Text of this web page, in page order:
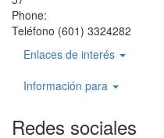
Phone:
Teléfono (601) 3324282
Enlaces de interés
Información para
Redes sociales